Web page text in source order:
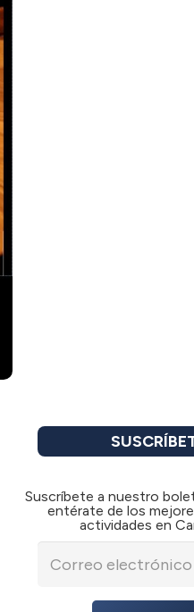
Suscríbete a nuestro
entérate de los
actividades en